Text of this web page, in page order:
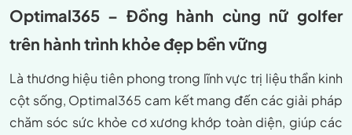
Optimal365 – Đồng hành cùng nữ golfer
trên hành trình khỏe đẹp bền vững
Là thương hiệu tiên phong trong lĩnh vực trị liệu thần kinh
cột sống, Optimal365 cam kết mang đến các giải pháp
chăm sóc sức khỏe cơ xương khớp toàn diện, giúp các